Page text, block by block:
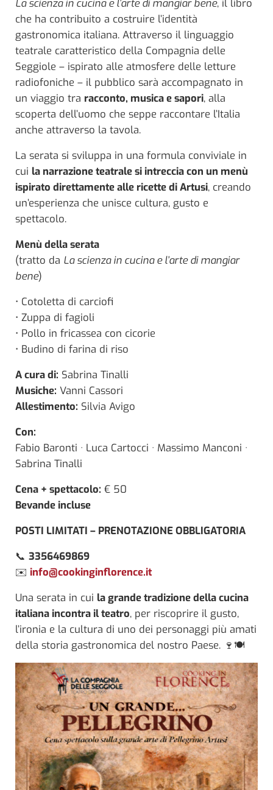
La scienza in cucina e l’arte di mangiar bene, il libro
che ha contribuito a costruire l’identità
gastronomica italiana. Attraverso il linguaggio
teatrale caratteristico della Compagnia delle
Seggiole – ispirato alle atmosfere delle letture
radiofoniche – il pubblico sarà accompagnato in
un viaggio tra racconto, musica e sapori, alla
scoperta dell’uomo che seppe raccontare l’Italia
anche attraverso la tavola.
La serata si sviluppa in una formula conviviale in
cui la narrazione teatrale si intreccia con un menù
ispirato direttamente alle ricette di Artusi, creando
un’esperienza che unisce cultura, gusto e
spettacolo.
Menù della serata
(tratto da La scienza in cucina e l’arte di mangiar
bene)
• Cotoletta di carciofi
• Zuppa di fagioli
• Pollo in fricassea con cicorie
• Budino di farina di riso
A cura di: Sabrina Tinalli
Musiche: Vanni Cassori
Allestimento: Silvia Avigo
Con:
Fabio Baronti · Luca Cartocci · Massimo Manconi ·
Sabrina Tinalli
Cena + spettacolo: € 50
Bevande incluse
POSTI LIMITATI – PRENOTAZIONE OBBLIGATORIA
📞 3356469869
✉️ info@cookinginflorence.it
Una serata in cui la grande tradizione della cucina
italiana incontra il teatro, per riscoprire il gusto,
l’ironia e la cultura di uno dei personaggi più amati
della storia gastronomica del nostro Paese. 🍷🍽️